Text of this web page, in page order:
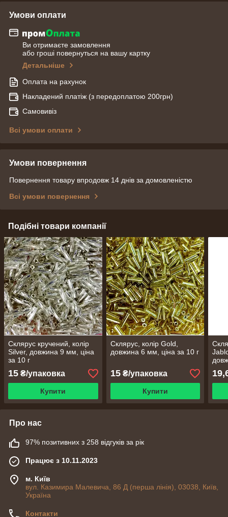
Умови оплати
Ви отримаєте замовлення
або гроші повернуться на вашу картку
Детальніше
Оплата на рахунок
Накладений платіж (з передоплатою 200грн)
Самовивіз
Всі умови оплати
Умови повернення
Повернення товару впродовж 14 днів за домовленістю
Всі умови повернення
Подібні товари компанії
Склярус кручений, колір
Silver, довжина 9 мм, ціна
за 10 г
15 ₴/упаковка
Купити
Склярус, колір Gold,
довжина 6 мм, ціна за 10 г
15₴/упаковка
Купити
Про нас
97% позитивних з 258 відгуків за рік
Працює з 10.11.2023
м. Київ
вул. Казимира Малевича, 86 Д (перша лінія), 03038, Київ,
Україна
Контакти